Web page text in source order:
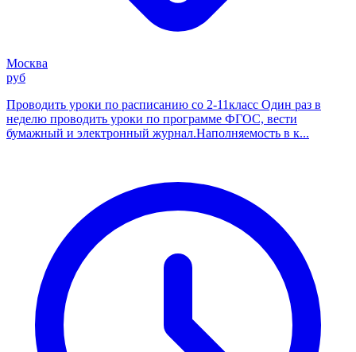
Москва
руб
Проводить уроки по расписанию со 2-11класс Один раз в
неделю проводить уроки по программе ФГОС, вести
бумажный и электронный журнал.Наполняемость в к...